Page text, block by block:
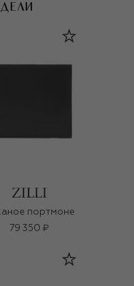
портмоне
79 350 ₽